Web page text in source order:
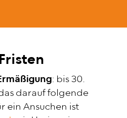
: bis 30.
darauf folgende
ein Ansuchen ist